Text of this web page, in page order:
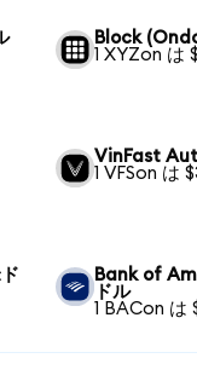
Block
1 XYZon は
VinFast
1 VFSon は
Bank of
ドル
1 BACon は